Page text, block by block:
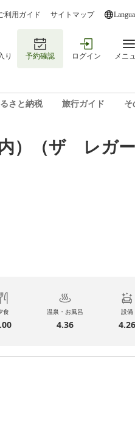
利用ガイド サイトマップ
り 予約確認 ログイン メニ
さと納税 旅行ガイド そ
）（ザ レガ
食 温泉・お風呂
4.36
設備
4.26